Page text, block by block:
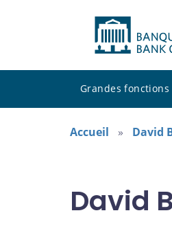
Grandes fonctions
Accueil David
David